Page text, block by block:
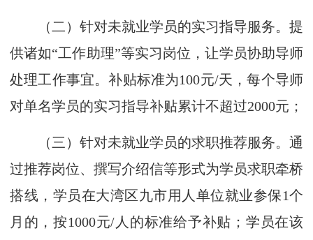
（二）针对未就业学员的实习指导服务。提
供诸如“工作助理”等实习岗位，让学员协助导师
处理工作事宜。补贴标准为100元/天，每个导师
对单名学员的实习指导补贴累计不超过2000元；
（三）针对未就业学员的求职推荐服务。通
过推荐岗位、撰写介绍信等形式为学员求职牵桥
搭线，学员在大湾区九市用人单位就业参保1个
月的，按1000元/人的标准给予补贴；学员在该